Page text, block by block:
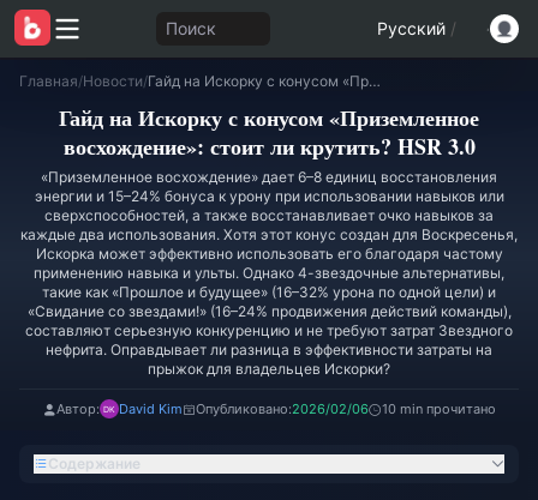
Поиск Русский /
Главная/Новости/ Гайд на Искорку с конусом «Приземленное восхождение»: стоит ли крутить? HSR 3.0
Гайд на Искорку с конусом «Приземленное
восхождение»: стоит ли крутить? HSR 3.0
«Приземленное восхождение» дает 6–8 единиц восстановления
энергии и 15–24% бонуса к урону при использовании навыков или
сверхспособностей, а также восстанавливает очко навыков за
каждые два использования. Хотя этот конус создан для Воскресенья,
Искорка может эффективно использовать его благодаря частому
применению навыка и ульты. Однако 4-звездочные альтернативы,
такие как «Прошлое и будущее» (16–32% урона по одной цели) и
«Свидание со звездами!» (16–24% продвижения действий команды),
составляют серьезную конкуренцию и не требуют затрат Звездного
нефрита. Оправдывает ли разница в эффективности затраты на
прыжок для владельцев Искорки?
Автор: David Kim Опубликовано:2026/02/06 10 min прочитано
Содержание